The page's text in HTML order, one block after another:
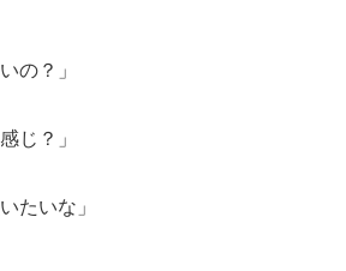
の？」
じ？」
たいな」